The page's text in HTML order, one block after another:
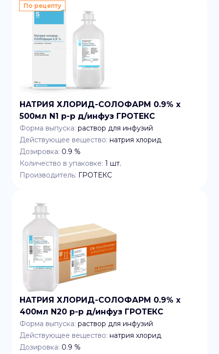
По рецепту
НАТРИЯ ХЛОРИД-СОЛОФАРМ 0.9% x
500мл N1 р-р д/инфуз ГРОТЕКС
Форма выпуска: раствор для инфузий
Действующее вещество: натрия хлорид
Дозировка: 0.9 %
Количество в упаковке: 1 шт.
Производитель: ГРОТЕКС
НАТРИЯ ХЛОРИД-СОЛОФАРМ 0.9% x
400мл N20 р-р д/инфуз ГРОТЕКС
Форма выпуска: раствор для инфузий
Действующее вещество: натрия хлорид
Дозировка: 0.9 %